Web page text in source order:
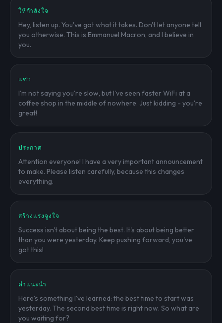
ให้กำลังใจ
Hey, listen up. You've got what it takes. Don't let anyone tell
you otherwise. This is Emmanuel Macron, and I believe in
you.
แซว
I'm not saying you're slow, but I've seen faster WiFi at a
coffee shop in the middle of nowhere. Just kidding - you're
great!
ประกาศ
Attention everyone! I have a very important announcement
to make. Please listen carefully, because this changes
everything.
สร้างแรงจูงใจ
Success isn't about being the best. It's about being better
than you were yesterday. Keep pushing forward, you've
got this!
คำแนะนำ
Here's something I've learned: the best time to start was
yesterday. The second best time is right now. So what are
you waiting for?